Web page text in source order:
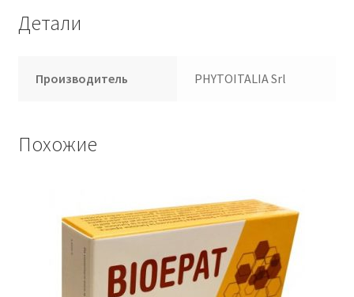
Детали
Производитель PHYTOITALIA Srl
Похожие